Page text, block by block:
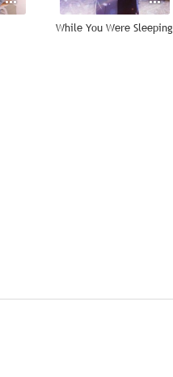
While You Were Sleeping